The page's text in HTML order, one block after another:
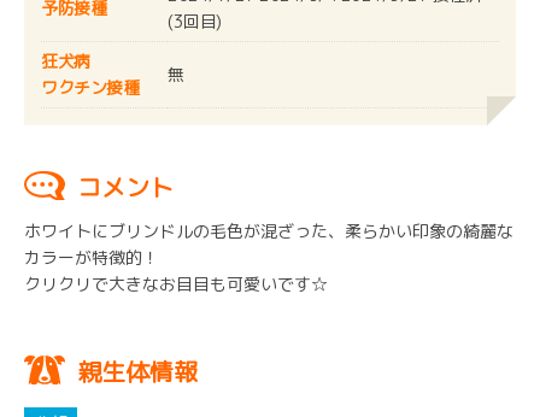
予防接種
(3回目)
狂犬病
ワクチン接種
無
コメント
ホワイトにブリンドルの毛色が混ざった、柔らかい印象の綺麗な
カラーが特徴的！
クリクリで大きなお目目も可愛いです☆
親生体情報